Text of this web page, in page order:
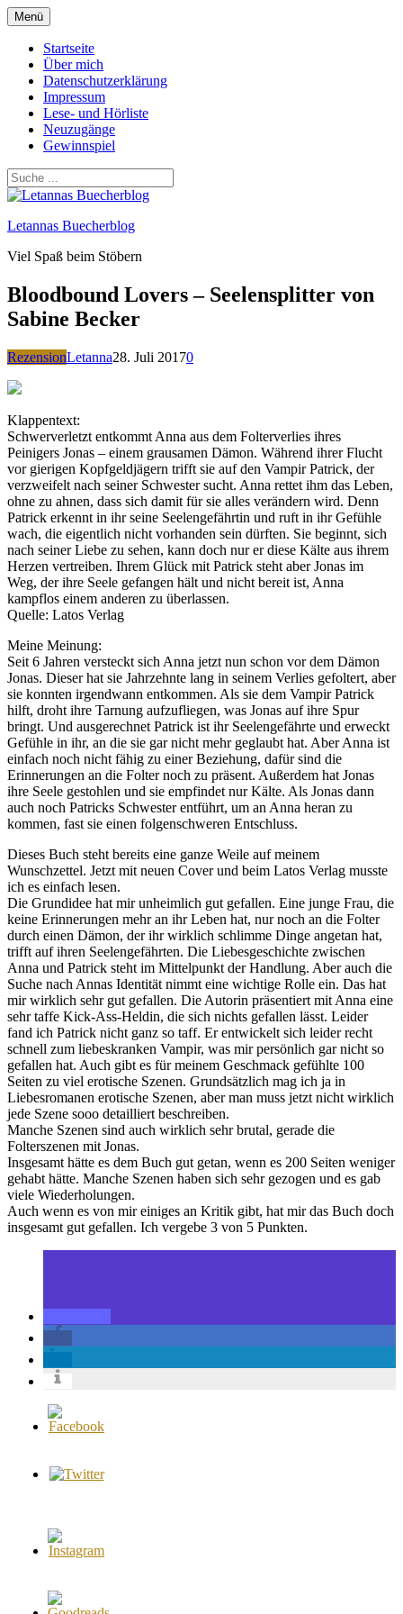
Zum
Inhalt
springen
Menü
Startseite
Über mich
Datenschutzerklärung
Impressum
Lese- und Hörliste
Neuzugänge
Gewinnspiel
Letannas Buecherblog
Viel Spaß beim Stöbern
Bloodbound Lovers – Seelensplitter von
Sabine Becker
RezensionLetanna28. Juli 20170
Klappentext:
Schwerverletzt entkommt Anna aus dem Folterverlies ihres
Peinigers Jonas – einem grausamen Dämon. Während ihrer Flucht
vor gierigen Kopfgeldjägern trifft sie auf den Vampir Patrick, der
verzweifelt nach seiner Schwester sucht. Anna rettet ihm das Leben,
ohne zu ahnen, dass sich damit für sie alles verändern wird. Denn
Patrick erkennt in ihr seine Seelengefährtin und ruft in ihr Gefühle
wach, die eigentlich nicht vorhanden sein dürften. Sie beginnt, sich
nach seiner Liebe zu sehen, kann doch nur er diese Kälte aus ihrem
Herzen vertreiben. Ihrem Glück mit Patrick steht aber Jonas im
Weg, der ihre Seele gefangen hält und nicht bereit ist, Anna
kampflos einem anderen zu überlassen.
Quelle: Latos Verlag
Meine Meinung:
Seit 6 Jahren versteckt sich Anna jetzt nun schon vor dem Dämon
Jonas. Dieser hat sie Jahrzehnte lang in seinem Verlies gefoltert, aber
sie konnten irgendwann entkommen. Als sie dem Vampir Patrick
hilft, droht ihre Tarnung aufzufliegen, was Jonas auf ihre Spur
bringt. Und ausgerechnet Patrick ist ihr Seelengefährte und erweckt
Gefühle in ihr, an die sie gar nicht mehr geglaubt hat. Aber Anna ist
einfach noch nicht fähig zu einer Beziehung, dafür sind die
Erinnerungen an die Folter noch zu präsent. Außerdem hat Jonas
ihre Seele gestohlen und sie empfindet nur Kälte. Als Jonas dann
auch noch Patricks Schwester entführt, um an Anna heran zu
kommen, fast sie einen folgenschweren Entschluss.
Dieses Buch steht bereits eine ganze Weile auf meinem
Wunschzettel. Jetzt mit neuen Cover und beim Latos Verlag musste
ich es einfach lesen.
Die Grundidee hat mir unheimlich gut gefallen. Eine junge Frau, die
keine Erinnerungen mehr an ihr Leben hat, nur noch an die Folter
durch einen Dämon, der ihr wirklich schlimme Dinge angetan hat,
trifft auf ihren Seelengefährten. Die Liebesgeschichte zwischen
Anna und Patrick steht im Mittelpunkt der Handlung. Aber auch die
Suche nach Annas Identität nimmt eine wichtige Rolle ein. Das hat
mir wirklich sehr gut gefallen. Die Autorin präsentiert mit Anna eine
sehr taffe Kick-Ass-Heldin, die sich nichts gefallen lässt. Leider
fand ich Patrick nicht ganz so taff. Er entwickelt sich leider recht
schnell zum liebeskranken Vampir, was mir persönlich gar nicht so
gefallen hat. Auch gibt es für meinem Geschmack gefühlte 100
Seiten zu viel erotische Szenen. Grundsätzlich mag ich ja in
Liebesromanen erotische Szenen, aber man muss jetzt nicht wirklich
jede Szene sooo detailliert beschreiben.
Manche Szenen sind auch wirklich sehr brutal, gerade die
Folterszenen mit Jonas.
Insgesamt hätte es dem Buch gut getan, wenn es 200 Seiten weniger
gehabt hätte. Manche Szenen haben sich sehr gezogen und es gab
viele Wiederholungen.
Auch wenn es von mir einiges an Kritik gibt, hat mir das Buch doch
insgesamt gut gefallen. Ich vergebe 3 von 5 Punkten.